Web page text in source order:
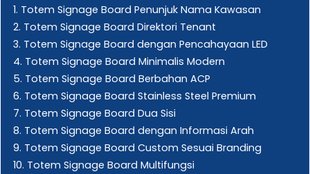
1. Totem Signage Board Penunjuk Nama Kawasan
2. Totem Signage Board Direktori Tenant
3. Totem Signage Board dengan Pencahayaan LED
4. Totem Signage Board Minimalis Modern
5. Totem Signage Board Berbahan ACP
6. Totem Signage Board Stainless Steel Premium
7. Totem Signage Board Dua Sisi
8. Totem Signage Board dengan Informasi Arah
9. Totem Signage Board Custom Sesuai Branding
10. Totem Signage Board Multifungsi